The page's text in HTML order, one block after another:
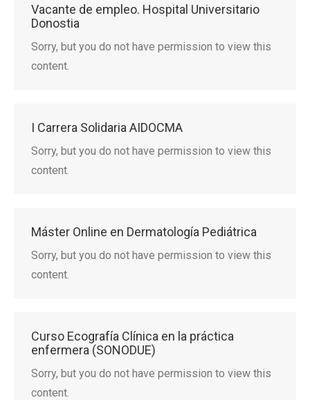
Vacante de empleo. Hospital Universitario
Donostia
Sorry, but you do not have permission to view this
content.
I Carrera Solidaria AIDOCMA
Sorry, but you do not have permission to view this
content.
Máster Online en Dermatología Pediátrica
Sorry, but you do not have permission to view this
content.
Curso Ecografía Clínica en la práctica
enfermera (SONODUE)
Sorry, but you do not have permission to view this
content.